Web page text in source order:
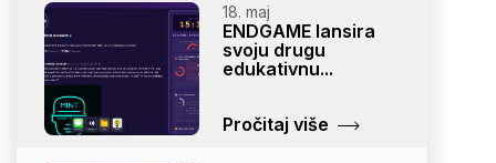
18. maj
ENDGAME lansira
svoju drugu
edukativnu...
Pročitaj više